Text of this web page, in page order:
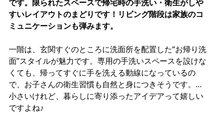
です。限られたスペースで帰宅時の手洗い・衛生がしや
すいレイアウトのまどりです！リビング階段は家族のコ
ミュニケーションも弾みます。
一階は、玄関すぐのところに洗面所を配置した“お帰り洗
面”スタイルが魅力です。専用の手洗いスペースを設けな
くても、帰ってすぐに手を洗える動線になっているの
で、お子さんの衛生習慣も自然と身につきそうです。…
小さいけれど、暮らしに寄り添ったアイデアって嬉しい
ですよね♪